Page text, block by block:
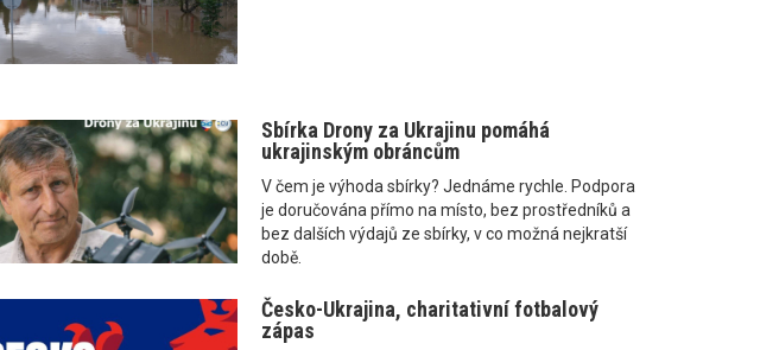
Sbírka Drony za Ukrajinu pomáhá
ukrajinským obráncům
V čem je výhoda sbírky? Jednáme rychle. Podpora
je doručována přímo na místo, bez prostředníků a
bez dalších výdajů ze sbírky, v co možná nejkratší
době.
Česko-Ukrajina, charitativní fotbalový
zápas